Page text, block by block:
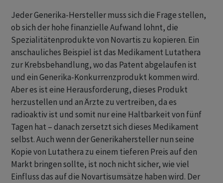
Jeder Generika-Hersteller muss sich die Frage stellen,
ob sich der hohe finanzielle Aufwand lohnt, die
Spezialitätenprodukte von Novartis zu kopieren. Ein
anschauliches Beispiel ist das Medikament Lutathera
zur Krebsbehandlung, wo das Patent abgelaufen ist
und ein Generika-Konkurrenzprodukt kommen wird.
Aber es ist eine Herausforderung, dieses Produkt
herzustellen und an Ärzte zu vertreiben, da es
radioaktiv ist und somit nur eine Haltbarkeit von fünf
Tagen hat – danach zersetzt sich dieses Medikament
selbst. Auch wenn der Generikahersteller nun seine
Kopie von Lutathera zu einem tieferen Preis auf den
Markt bringen sollte, ist noch nicht sicher, wie viel
Einfluss das auf die Novartisumsätze haben wird. Der